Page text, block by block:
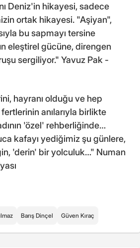
Deniz'in hikayesi, sadece
ortak hikayesi. "Aşiyan",
bu sapmayı tersine
eleştirel gücüne, direngen
sergiliyor." Yavuz Pak -
hayranı olduğu ve hep
anılarıyla birlikte
'özel' rehberliğinde…
kafayı yediğimiz şu günlere,
'derin' bir yolculuk…" Numan
Barış Dinçel Güven Kıraç